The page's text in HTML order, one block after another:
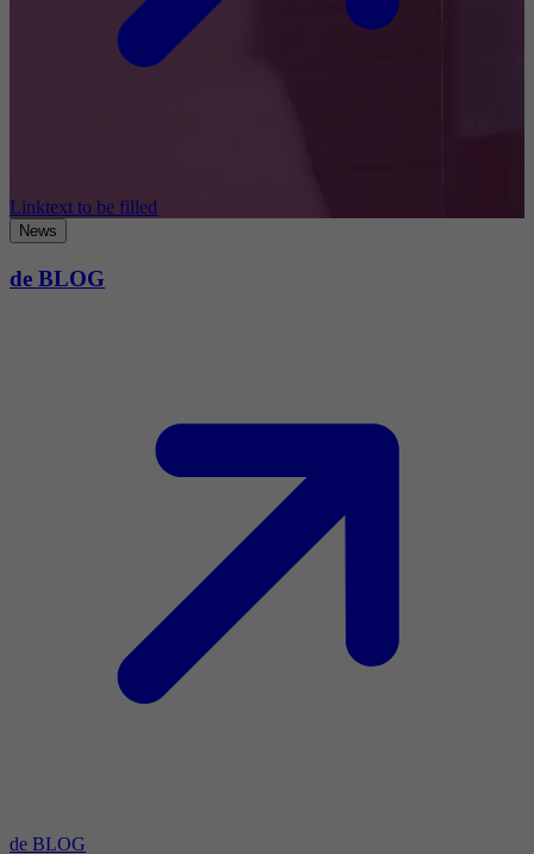
Linktext to be filled
News
de BLOG
de BLOG